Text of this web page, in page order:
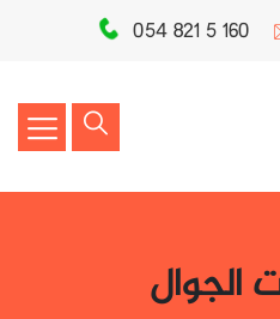
054 821 5 160
الجوال